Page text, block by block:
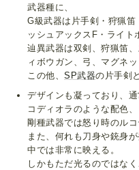
武器種に、
G級武器は片手剣・狩猟
ッシュアックスF・ライト
辿異武器は双剣、狩猟笛
ィボウガン、弓、マグネ
この他、SP武器の片手剣と
デザインも凝っており、
コディオラのような配色、
剛種武器では怒り時のル
また、何れも刀身や銃身
中では非常に映える。
しかもただ光るのではな